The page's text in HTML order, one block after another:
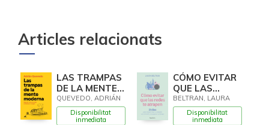
Articles relacionats
LAS TRAMPAS
DE LA MENTE
MODERNA
QUEVEDO, ADRIÁN
Disponibilitat
inmediata
CÓMO EVITAR
QUE LAS
REDES TE
ATRAPEN
BELTRAN, LAURA
Disponibilitat
inmediata